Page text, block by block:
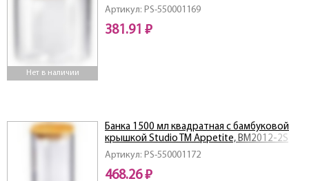
Нет в наличии
Артикул: PS-550001169
381.91 ₽
Артикул: PS-550001172
Банка 1500 мл квадратная с бамбуковой
крышкой Studio TM Appetite, BM2012-2S
468.26 ₽